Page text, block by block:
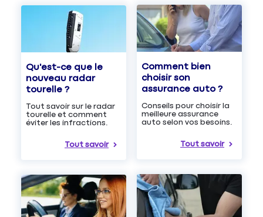
Qu'est-ce que le
nouveau radar
tourelle ?
Tout savoir sur le radar
tourelle et comment
éviter les infractions.
Tout savoir
Comment bien
choisir son
assurance auto ?
Conseils pour choisir la
meilleure assurance
auto selon vos besoins.
Tout savoir